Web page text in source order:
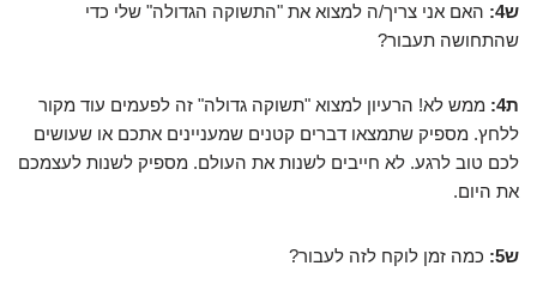
ש4:
האם אני צריך/ה למצוא את "התשוקה הגדולה" שלי כדי
שהתחושה תעבור?
ת4:
ממש לא! הרעיון למצוא "תשוקה גדולה" זה לפעמים עוד מקור
ללחץ. מספיק שתמצאו דברים קטנים שמעניינים אתכם או שעושים
לכם טוב לרגע. לא חייבים לשנות את העולם. מספיק לשנות לעצמכם
את היום.
ש5: כמה זמן לוקח לזה לעבור?